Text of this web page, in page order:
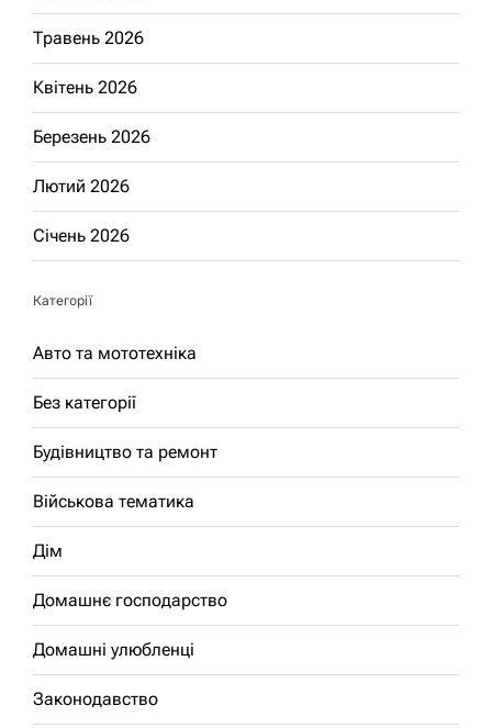
Травень 2026
Квітень 2026
Березень 2026
Лютий 2026
Січень 2026
Категорії
Авто та мототехніка
Без категорії
Будівництво та ремонт
Військова тематика
Дім
Домашнє господарство
Домашні улюбленці
Законодавство